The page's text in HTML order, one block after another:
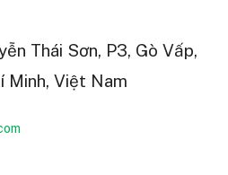
Thái Sơn, P3, Gò Vấp,
Minh, Việt Nam